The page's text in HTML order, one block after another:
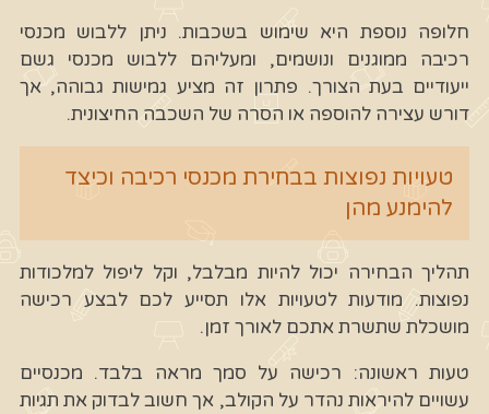
חלופה נוספת היא שימוש בשכבות. ניתן ללבוש מכנסי
רכיבה ממוגנים ונושמים, ומעליהם ללבוש מכנסי גשם
ייעודיים בעת הצורך. פתרון זה מציע גמישות גבוהה, אך
דורש עצירה להוספה או הסרה של השכבה החיצונית.
טעויות נפוצות בבחירת מכנסי רכיבה וכיצד
להימנע מהן
תהליך הבחירה יכול להיות מבלבל, וקל ליפול למלכודות
נפוצות. מודעות לטעויות אלו תסייע לכם לבצע רכישה
מושכלת שתשרת אתכם לאורך זמן.
טעות ראשונה: רכישה על סמך מראה בלבד. מכנסיים
עשויים להיראות נהדר על הקולב, אך חשוב לבדוק את תגיות